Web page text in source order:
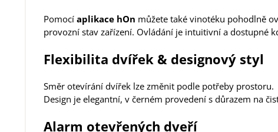
Pomocí aplikace hOn můžete také vinotéku pohodlně
provozní stav zařízení. Ovládání je intuitivní a dostupné
Flexibilita dvířek & designový styl
Směr otevírání dvířek lze změnit podle potřeby prostoru.
Design je elegantní, v černém provedení s důrazem na
Alarm otevřených dveří